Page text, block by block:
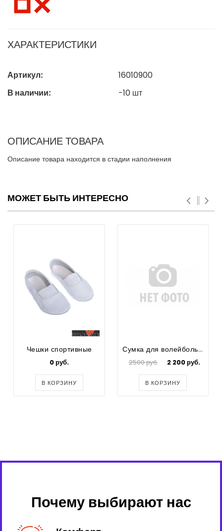
ХАРАКТЕРИСТИКИ
Артикул:
16010900
В наличии:
-10 шт
ОПИСАНИЕ ТОВАРА
Описание товара находится в стадии наполнения
МОЖЕТ БЫТЬ ИНТЕРЕСНО
Чешки спортивные
0 руб.
В КОРЗИНУ
Сумка для волейбольных мячей (Gala)
2500 руб. 2 200 руб.
В КОРЗИНУ
Почему выбирают нас